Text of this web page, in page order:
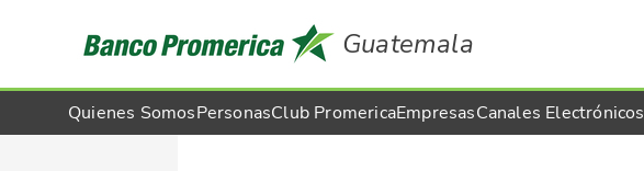
Guatemala
Quienes SomosPersonasClub PromericaEmpresasCanales Electrónicos